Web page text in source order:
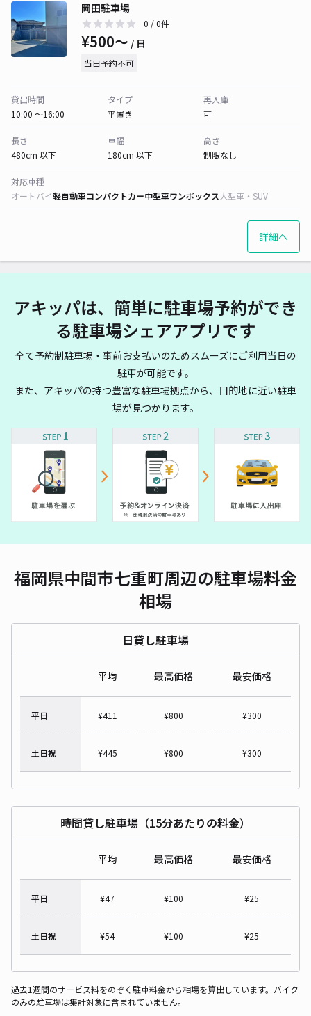
岡田駐車場
0 / 0件
¥500〜 / 日
当日予約不可
貸出時間
10:00 〜16:00
タイプ
平置き
再入庫
可
長さ
480cm 以下
車幅
180cm 以下
高さ
制限なし
対応車種
オートバイ軽自動車コンパクトカー中型車ワンボックス大型車・SUV
詳細へ
アキッパは、簡単に駐車場予約ができ
る駐車場シェアアプリです
全て予約制駐車場・事前お支払いのためスムーズにご利用当日の
駐車が可能です。
また、アキッパの持つ豊富な駐車場拠点から、目的地に近い駐車
場が見つかります。
福岡県中間市七重町周辺の駐車場料金
相場
日貸し駐車場
平均 最高価格 最安価格
平日 ¥411 ¥800 ¥300
土日祝 ¥445 ¥800 ¥300
時間貸し駐車場（15分あたりの料金）
平均 最高価格 最安価格
平日 ¥47 ¥100 ¥25
土日祝 ¥54 ¥100 ¥25
過去1週間のサービス料をのぞく駐車料金から相場を算出しています。バイク
のみの駐車場は集計対象に含まれていません。